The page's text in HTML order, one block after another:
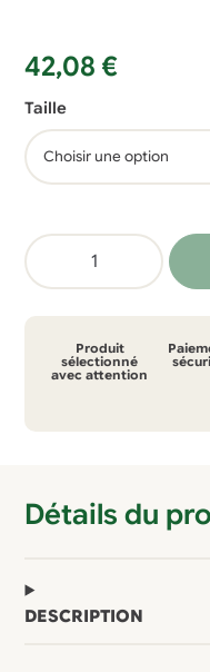
42,08 €
Taille
quantité
de
menstruelle
Produit
sélectionné
avec attention
Détails du
DESCRIPTION